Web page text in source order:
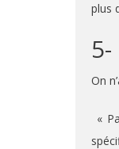
plus
On
«